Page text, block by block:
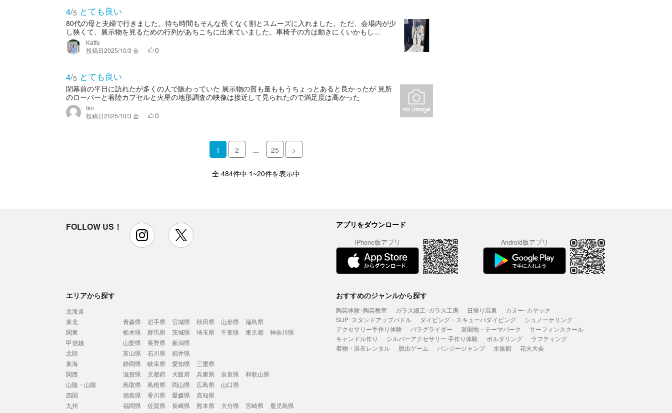
4/5 とても良い
80代の母と夫婦で行きました。待ち時間もそんな長くなく割とスムーズに入れました。ただ、会場内が少
し狭くて、展示物を見るための行列があちこちに出来ていました。車椅子の方は動きにくいかもし...
Kaffe
投稿日2025/10/3 金 0
4/5 とても良い
閉幕前の平日に訪れたが多くの人で賑わっていた 展示物の質も量ももうちょっとあると良かったが 見所
のローバーと着陸カプセルと火星の地形調査の映像は接近して見られたので満足度は高かった
tkn
投稿日2025/10/3 金 0
1 2 ... 25 >
全 484件中 1~20件を表示中
FOLLOW US！ instagram アプリをダウンロード
iPhone版アプリ Android版アプリ
エリアから探す
北海道
東北
青森県 岩手県 宮城県 秋田県 山形県
福島県
関東
栃木県 群馬県 茨城県 埼玉県 千葉県 東京都
神奈川県
甲信越
山梨県 長野県
新潟県
北陸
富山県 石川県
福井県
東海
静岡県 岐阜県 愛知県
三重県
関西
滋賀県 京都府 大阪府 兵庫県 奈良県
和歌山県
山陰・山陽
鳥取県 島根県 岡山県 広島県
山口県
四国
徳島県 香川県 愛媛県
高知県
九州
福岡県 佐賀県 長崎県 熊本県 大分県 宮崎県
鹿児島県
おすすめのジャンルから探す
陶芸体験･陶芸教室 ガラス細工･ガラス工房 日帰り温泉
カヌー･カヤック
SUP･スタンドアップパドル
ダイビング・スキューバダイビング
シュノーケリング
アクセサリー手作り体験
パラグライダー 遊園地・テーマパーク
サーフィンスクール
キャンドル作り
シルバーアクセサリー 手作り体験 ボルダリング
ラフティング
着物・浴衣レンタル
脱出ゲーム バンジージャンプ 水族館 花火大会